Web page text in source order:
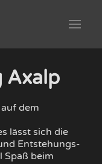
Axalp
dem
lässt sich die
Entstehungs-
Spaß beim